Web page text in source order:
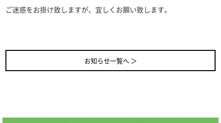
ご迷惑をお掛け致しますが、宜しくお願い致します。
お知らせ一覧へ ＞